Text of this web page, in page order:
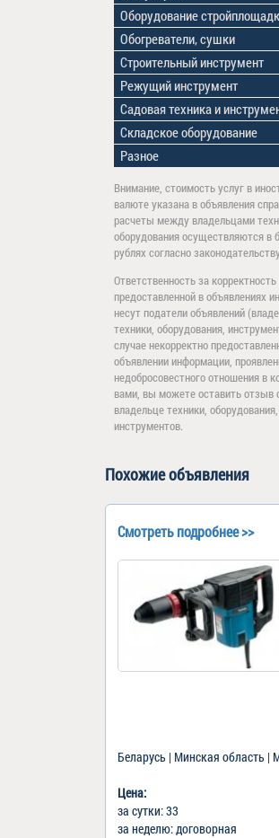
Оборудование
Обогреватели, сушки
Строительный инструмент
Режущий инструмент
Садовая техника и
Складское оборудование
Разное
Внимание, стоимость услуг в
валюте указана в объявления
расчеты между владельцами
оборудования осуществляются в
рублях согласно
Ответственность за корректность
предоставленной в объявлениях
несут податели объявлений
техники, оборудования,
случае некорректно
объявлении информации,
недобросовестного отношения в
вами, вы можете оставить отзыв
владельце техники, оборудования,
инструментов.
Похожие объявления
Смотреть подробнее >>
Беларусь | Минская область |
Цена:
за сутки: 33
за неделю: договорная